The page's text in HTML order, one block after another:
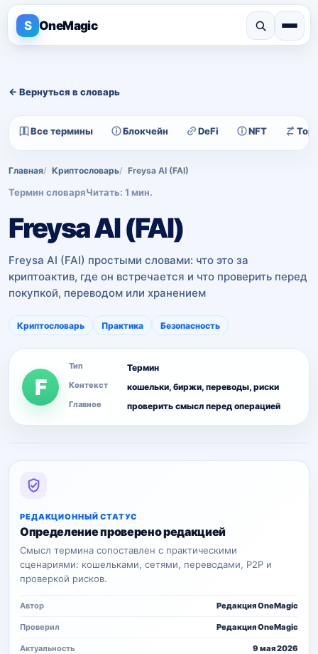
S OneMagic
← Вернуться в словарь
Все термины Блокчейн DeFi NFT
Главная Криптословарь Freysa AI (FAI)
Термин словаряЧитать: 1 мин.
Freysa AI (FAI)
Freysa AI (FAI) простыми словами: что это за
криптоактив, где он встречается и что проверить перед
покупкой, переводом или хранением
Криптословарь Практика Безопасность
F
Тип Термин
Контекст кошельки, биржи, переводы, риски
Главное проверить смысл перед операцией
РЕДАКЦИОННЫЙ СТАТУС
Определение проверено редакцией
Смысл термина сопоставлен с практическими
сценариями: кошельками, сетями, переводами, P2P и
проверкой рисков.
Автор Редакция OneMagic
Проверил Редакция OneMagic
Актуальность 9 мая 2026